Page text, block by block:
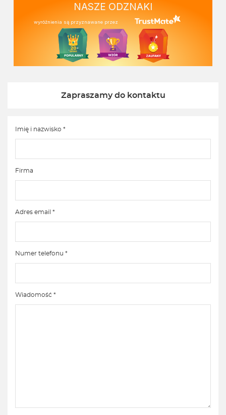
NASZE ODZNAKI
wyróżnienia są przyznawane przez
Zapraszamy do kontaktu
Imię i nazwisko *
Firma
Adres email *
Numer telefonu *
Wiadomość *